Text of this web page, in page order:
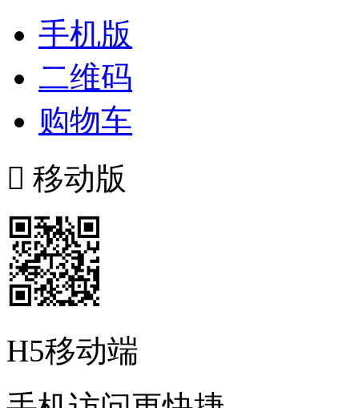
手机版
二维码
购物车
 移动版
H5移动端